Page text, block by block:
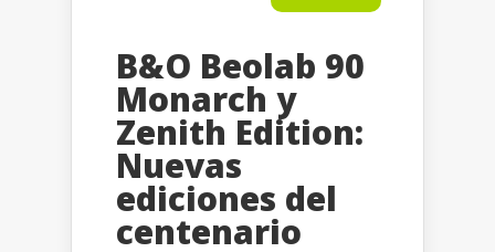
B&O Beolab 90
Monarch y
Zenith Edition:
Nuevas
ediciones del
centenario